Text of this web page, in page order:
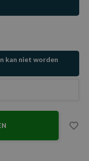
kan niet worden